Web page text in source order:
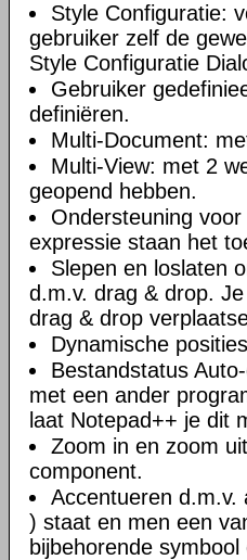
Style Configuratie:
gebruiker zelf de
Style Configuratie
Gebruiker
definiëren.
Multi-Document:
Multi-View: met 2
geopend hebben.
Ondersteuning
expressie staan het
Slepen en loslaten
d.m.v. drag & drop.
drag & drop
Dynamische
Bestandstatus
met een ander
laat Notepad++ je dit
Zoom in en zoom
component.
Accentueren d.m.v.
) staat en men een
bijbehorende